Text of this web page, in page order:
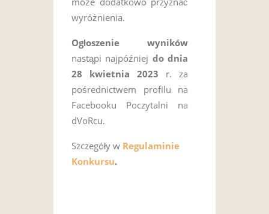
wyróżnienia.
Ogłoszenie wyników
nastąpi najpóźniej do dnia
28 kwietnia 2023 r. za
pośrednictwem profilu na
Facebooku Poczytalni na
dVoRcu.
Szczegóły w Regulaminie
Konkursu.